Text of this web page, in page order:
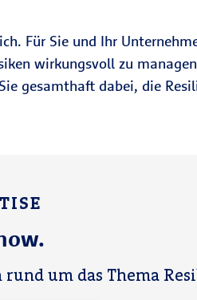
Für Sie und Ihr
wirkungsvoll zu
gesamthaft dabei, die
um das Thema